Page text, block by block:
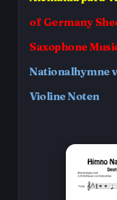
of Germany
Saxophone
Nationalhymne
Violine Noten